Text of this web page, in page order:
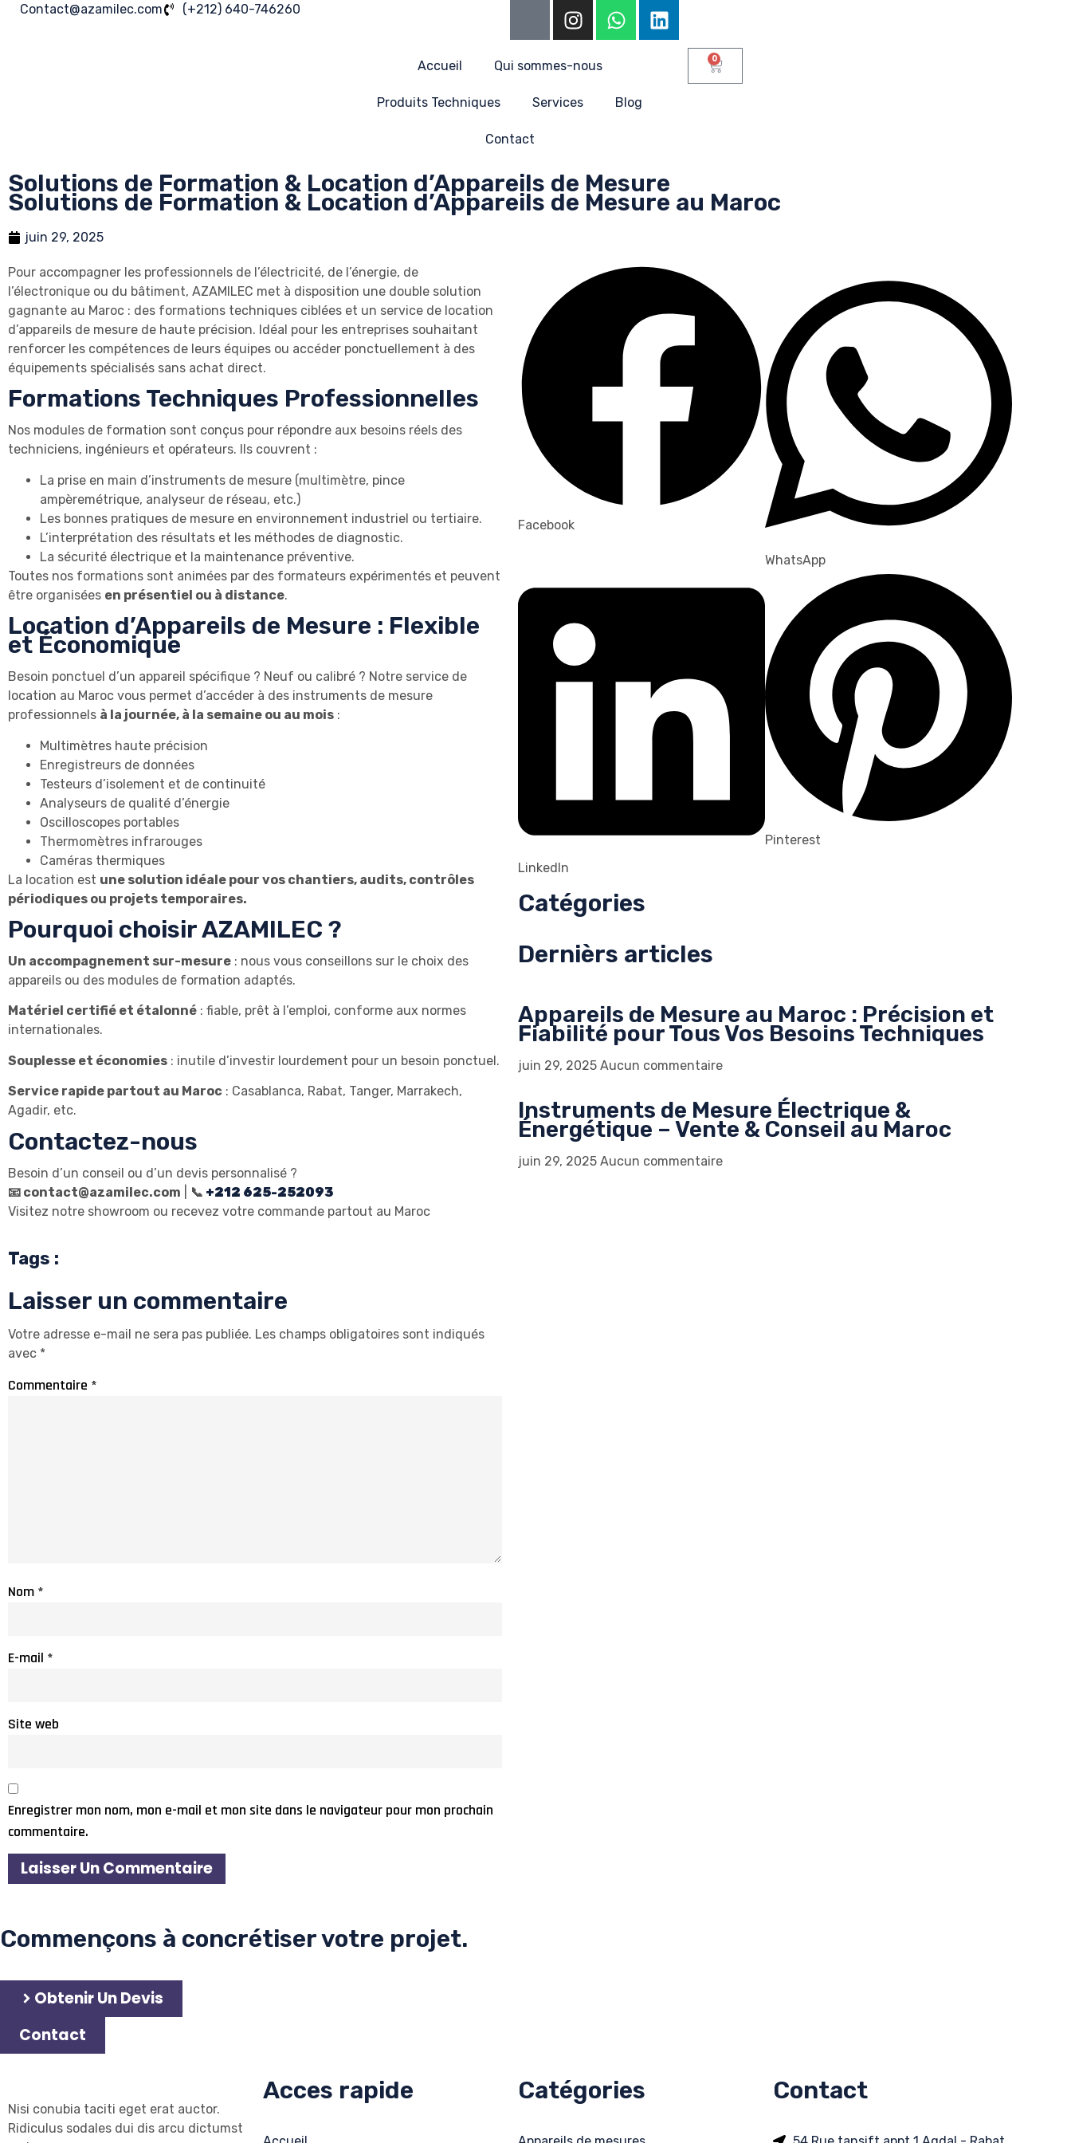
Contact@azamilec.com (+212) ‪640-746260
Accueil Qui sommes-nous
Produits Techniques Services Blog
Contact
0
Solutions de Formation & Location d’Appareils de Mesure
Solutions de Formation & Location d’Appareils de Mesure au Maroc
juin 29, 2025
Pour accompagner les professionnels de l’électricité, de l’énergie, de
l’électronique ou du bâtiment, AZAMILEC met à disposition une double solution
gagnante au Maroc : des formations techniques ciblées et un service de location
d’appareils de mesure de haute précision. Idéal pour les entreprises souhaitant
renforcer les compétences de leurs équipes ou accéder ponctuellement à des
équipements spécialisés sans achat direct.
Formations Techniques Professionnelles
Nos modules de formation sont conçus pour répondre aux besoins réels des
techniciens, ingénieurs et opérateurs. Ils couvrent :
La prise en main d’instruments de mesure (multimètre, pince
ampèremétrique, analyseur de réseau, etc.)
Les bonnes pratiques de mesure en environnement industriel ou tertiaire.
L’interprétation des résultats et les méthodes de diagnostic.
La sécurité électrique et la maintenance préventive.
Toutes nos formations sont animées par des formateurs expérimentés et peuvent
être organisées en présentiel ou à distance.
Location d’Appareils de Mesure : Flexible
et Économique
Besoin ponctuel d’un appareil spécifique ? Neuf ou calibré ? Notre service de
location au Maroc vous permet d’accéder à des instruments de mesure
professionnels à la journée, à la semaine ou au mois :
Multimètres haute précision
Enregistreurs de données
Testeurs d’isolement et de continuité
Analyseurs de qualité d’énergie
Oscilloscopes portables
Thermomètres infrarouges
Caméras thermiques
La location est une solution idéale pour vos chantiers, audits, contrôles
périodiques ou projets temporaires.
Pourquoi choisir AZAMILEC ?
Un accompagnement sur-mesure : nous vous conseillons sur le choix des
appareils ou des modules de formation adaptés.
Matériel certifié et étalonné : fiable, prêt à l’emploi, conforme aux normes
internationales.
Souplesse et économies : inutile d’investir lourdement pour un besoin ponctuel.
Service rapide partout au Maroc : Casablanca, Rabat, Tanger, Marrakech,
Agadir, etc.
Contactez-nous
Besoin d’un conseil ou d’un devis personnalisé ?
📧 contact@azamilec.com 📞 +212 625-252093
Visitez notre showroom ou recevez votre commande partout au Maroc
Tags :
Laisser un commentaire
Votre adresse e-mail ne sera pas publiée. Les champs obligatoires sont indiqués
avec *
Commentaire *
Nom *
E-mail *
Site web
Enregistrer mon nom, mon e-mail et mon site dans le navigateur pour mon prochain
commentaire.
Facebook
WhatsApp
LinkedIn
Pinterest
Catégories
Dernièrs articles
Appareils de Mesure au Maroc : Précision et
Fiabilité pour Tous Vos Besoins Techniques
juin 29, 2025 Aucun commentaire
Instruments de Mesure Électrique &
Énergétique – Vente & Conseil au Maroc
juin 29, 2025 Aucun commentaire
Commençons à concrétiser votre projet.
Obtenir Un Devis
Contact
Nisi conubia taciti eget erat auctor.
Ridiculus sodales dui dis arcu dictumst
Acces rapide Catégories Contact